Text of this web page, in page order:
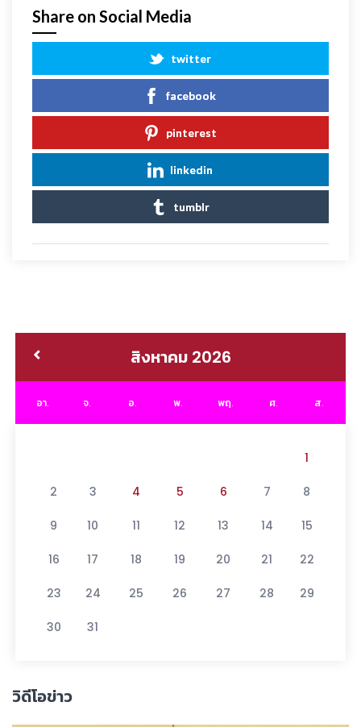
Share on Social Media
twitter
facebook
pinterest
linkedin
tumblr
สิงหาคม 2026
อา. จ. อ. พ. พฤ. ศ. ส.
1
2 3 4 5 6 7 8
9 10 11 12 13 14 15
16 17 18 19 20 21 22
23 24 25 26 27 28 29
30 31
วิดีโอข่าว